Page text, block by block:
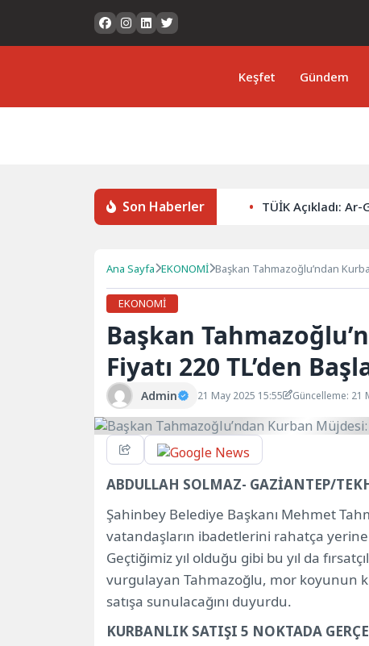
Keşfet Gündem
Son Haberler TÜİK Açıkladı:
Ana Sayfa EKONOMİ Başkan Tahmazoğlu’ndan
EKONOMİ
Başkan
Fiyatı 220 TL’den
Admin 21 May 2025 15:55 Güncelleme: 21
ABDULLAH SOLMAZ- GAZİANTEP/
Şahinbey Belediye Başkanı Mehmet
vatandaşların ibadetlerini rahatça yerine
Geçtiğimiz yıl olduğu gibi bu yıl da
vurgulayan Tahmazoğlu, mor koyunun kilo
satışa sunulacağını duyurdu.
KURBANLIK SATIŞI 5 NOKTADA